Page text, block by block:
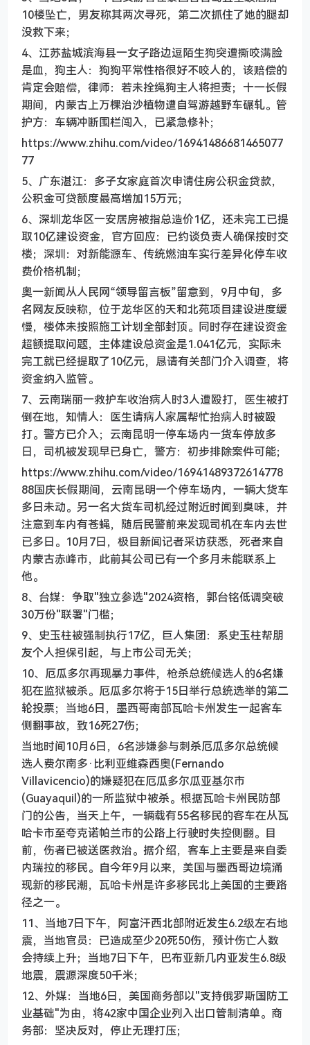
10楼坠亡，男友称其两次寻死，第二次抓住了她的腿却
没救下来；
4、江苏盐城滨海县一女子路边逗陌生狗突遭撕咬满脸
是血，狗主人：狗狗平常性格很好不咬人的，该赔偿的
肯定会赔偿，律师：若未拴绳狗主人将担责；十一长假
期间，内蒙古上万棵治沙植物遭自驾游越野车碾轧。管
护方：车辆冲断围栏闯入，已紧急修补；
https://www.zhihu.com/video/16941486681465077
77
5、广东湛江：多子女家庭首次申请住房公积金贷款，
公积金可贷额度最高增加15万元；
6、深圳龙华区一安居房被指总造价1亿，还未完工已提
取10亿建设资金，官方回应：已约谈负责人确保按时交
楼；深圳：对新能源车、传统燃油车实行差异化停车收
费价格机制；
奥一新闻从人民网“领导留言板”留意到，9月中旬，多
名网友反映称，位于龙华区的天和北苑项目建设进度缓
慢，楼体未按照施工计划全部封顶。同时存在建设资金
超额提取问题，主体建设总资金是1.041亿元，实际未
完工就已经提取了10亿元，恳请有关部门介入调查，将
资金纳入监管。
7、云南瑞丽一救护车收治病人时3人遭殴打，医生被打
倒在地，知情人：医生请病人家属帮忙抬病人时被殴
打。警方已介入；云南昆明一停车场内一货车停放多
日，司机被发现早已身亡，警方：初步排除案件可能；
https://www.zhihu.com/video/16941489372614778
88国庆长假期间，云南昆明一个停车场内，一辆大货车
多日未动。另一名大货车司机经过附近时闻到臭味，并
注意到车内有苍蝇，随后民警前来发现司机在车内去世
已多日。10月7日，极目新闻记者采访获悉，死者来自
内蒙古赤峰市，此前其公司已有一个多月未能联系上
他。
8、台媒：争取"独立参选"2024资格，郭台铭低调突破
30万份"联署"门槛；
9、史玉柱被强制执行17亿，巨人集团：系史玉柱帮朋
友个人担保引起，与上市公司无关；
10、厄瓜多尔再现暴力事件，枪杀总统候选人的6名嫌
犯在监狱被杀。厄瓜多尔将于15日举行总统选举的第二
轮投票；当地6日，墨西哥南部瓦哈卡州发生一起客车
侧翻事故，致16死27伤；
当地时间10月6日，6名涉嫌参与刺杀厄瓜多尔总统候
选人费尔南多·比利亚维森西奥(Fernando
Villavicencio)的嫌疑犯在厄瓜多尔瓜亚基尔市
(Guayaquil)的一所监狱中被杀。根据瓦哈卡州民防部
门的公告，当天上午，一辆载有55名移民的客车在从瓦
哈卡市至夸克诺帕兰市的公路上行驶时失控侧翻。目
前，伤者已被送医救治。据介绍，客车上主要是来自委
内瑞拉的移民。自今年9月以来，美国与墨西哥边境涌
现新的移民潮，瓦哈卡州是许多移民北上美国的主要路
径之一。
11、当地7日下午，阿富汗西北部附近发生6.2级左右地
震，当地官员：已造成至少20死50伤，预计伤亡人数
会持续上升；当地7日下午，巴布亚新几内亚发生6.8级
地震，震源深度50千米；
12、外媒：当地6日，美国商务部以"支持俄罗斯国防工
业基础"为由，将42家中国企业列入出口管制清单。商
务部：坚决反对，停止无理打压；